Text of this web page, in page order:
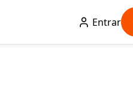
Entrar